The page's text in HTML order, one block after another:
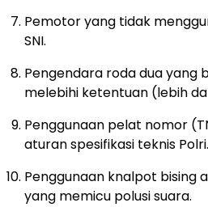
Pemotor yang tidak
SNI.
Pengendara roda dua yang
melebihi ketentuan (lebih
Penggunaan pelat nomor
aturan spesifikasi teknis Polri.
Penggunaan knalpot bising
yang memicu polusi suara.